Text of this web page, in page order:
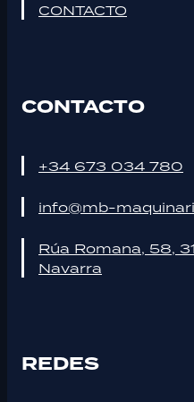
CONTACTO
CONTACTO
+34 673 034 780
info@mb-
Rúa Romana, 58,
Navarra
REDES